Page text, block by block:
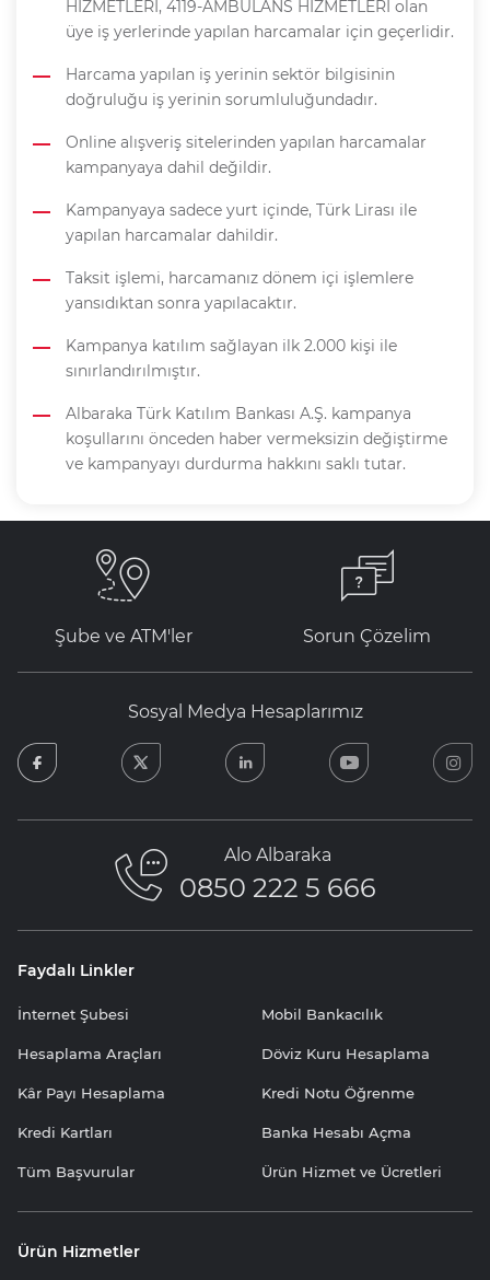
HIZMETLERI, 4119-AMBULANS HIZMETLERI olan
üye iş yerlerinde yapılan harcamalar için geçerlidir.
Harcama yapılan iş yerinin sektör bilgisinin
doğruluğu iş yerinin sorumluluğundadır.
Online alışveriş sitelerinden yapılan harcamalar
kampanyaya dahil değildir.
Kampanyaya sadece yurt içinde, Türk Lirası ile
yapılan harcamalar dahildir.
Taksit işlemi, harcamanız dönem içi işlemlere
yansıdıktan sonra yapılacaktır.
Kampanya katılım sağlayan ilk 2.000 kişi ile
sınırlandırılmıştır.
Albaraka Türk Katılım Bankası A.Ş. kampanya
koşullarını önceden haber vermeksizin değiştirme
ve kampanyayı durdurma hakkını saklı tutar.
Şube ve ATM'ler Sorun Çözelim
Sosyal Medya Hesaplarımız
facebook
Alo Albaraka
0850 222 5 666
Faydalı Linkler
İnternet Şubesi Mobil Bankacılık
Hesaplama Araçları Döviz Kuru Hesaplama
Kâr Payı Hesaplama Kredi Notu Öğrenme
Kredi Kartları Banka Hesabı Açma
Tüm Başvurular Ürün Hizmet ve Ücretleri
Ürün Hizmetler